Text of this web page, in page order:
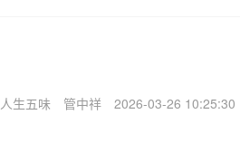
人生五味 管中祥 2026-03-26 10:25:30